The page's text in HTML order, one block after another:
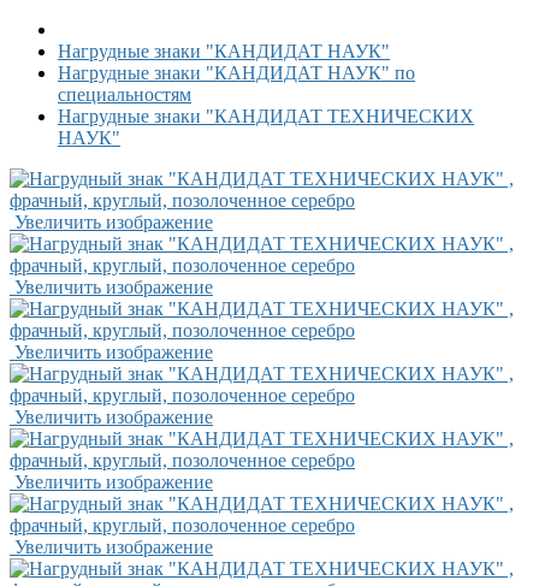
Нагрудные знаки "КАНДИДАТ НАУК"
Нагрудные знаки "КАНДИДАТ НАУК" по
специальностям
Нагрудные знаки "КАНДИДАТ ТЕХНИЧЕСКИХ
НАУК"
Увеличить изображение
Увеличить изображение
Увеличить изображение
Увеличить изображение
Увеличить изображение
Увеличить изображение